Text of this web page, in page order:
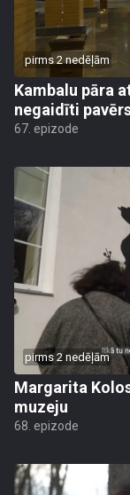
pirms 2 nedēļām
Kambalu pāra
negaidīti
67. epizode
pirms 2 nedēļām
Margarita
muzeju
68. epizode